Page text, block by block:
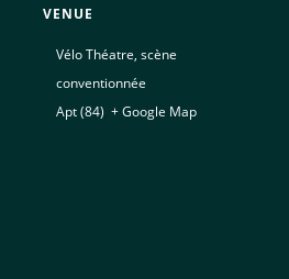
VENUE
Vélo Théatre, scène
conventionnée
Apt (84) + Google Map